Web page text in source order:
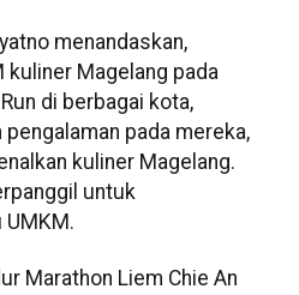
menandaskan,
kuliner Magelang pada
di berbagai kota,
pada mereka,
kuliner Magelang.
untuk
Marathon Liem Chie An